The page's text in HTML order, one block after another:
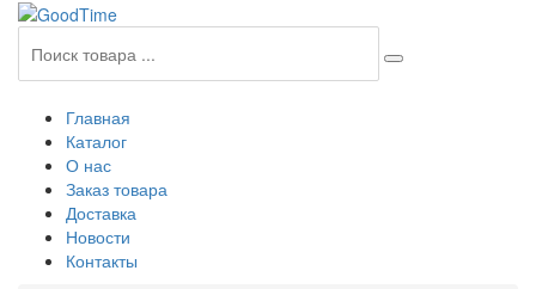
Главная
Каталог
О нас
Заказ товара
Доставка
Новости
Контакты